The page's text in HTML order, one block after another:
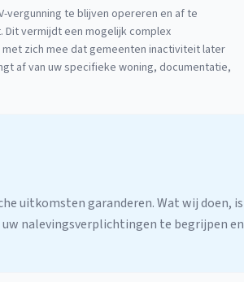
vergunning te blijven opereren en af te
Dit vermijdt een mogelijk complex
zich mee dat gemeenten inactiviteit later
af van uw specifieke woning, documentatie,
uitkomsten garanderen. Wat wij doen, is
nalevingsverplichtingen te begrijpen en